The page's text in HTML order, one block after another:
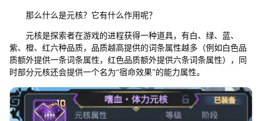
那么什么是元核？它有什么作用呢？
元核是探索者在游戏的进程获得一种道具，有白、绿、蓝、
紫、橙、红六种品质，品质越高提供的词条属性越多（例如白色品
质额外提供一条词条属性，红色品质额外提供六条词条属性），同
时部分元核还会提供一个名为“宿命效果”的能力属性。